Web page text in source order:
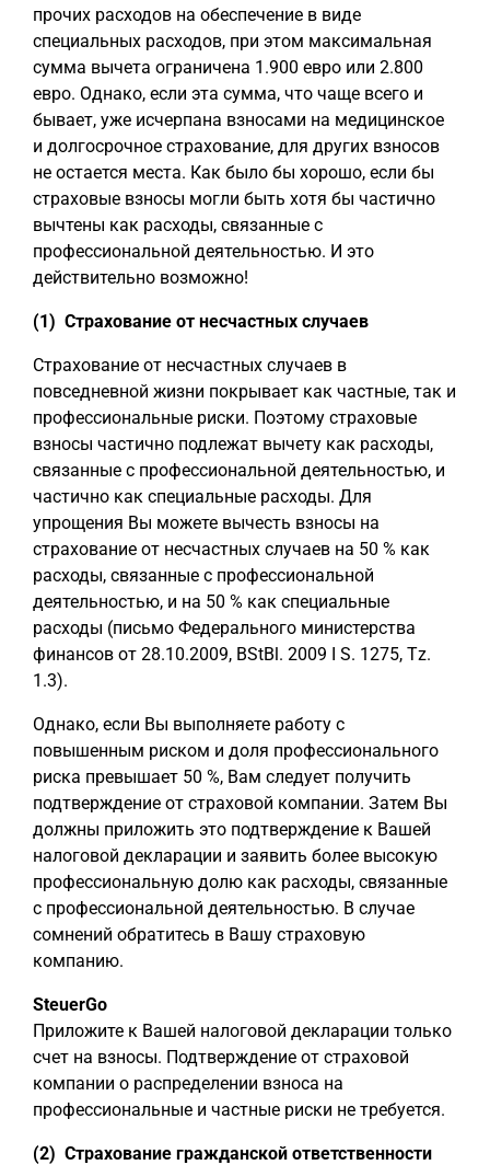
прочих расходов на обеспечение в виде
специальных расходов, при этом максимальная
сумма вычета ограничена 1.900 евро или 2.800
евро. Однако, если эта сумма, что чаще всего и
бывает, уже исчерпана взносами на медицинское
и долгосрочное страхование, для других взносов
не остается места. Как было бы хорошо, если бы
страховые взносы могли быть хотя бы частично
вычтены как расходы, связанные с
профессиональной деятельностью. И это
действительно возможно!
(1) Страхование от несчастных случаев
Страхование от несчастных случаев в
повседневной жизни покрывает как частные, так и
профессиональные риски. Поэтому страховые
взносы частично подлежат вычету как расходы,
связанные с профессиональной деятельностью, и
частично как специальные расходы. Для
упрощения Вы можете вычесть взносы на
страхование от несчастных случаев на 50 % как
расходы, связанные с профессиональной
деятельностью, и на 50 % как специальные
расходы (письмо Федерального министерства
финансов от 28.10.2009, BStBl. 2009 I S. 1275, Tz.
1.3).
Однако, если Вы выполняете работу с
повышенным риском и доля профессионального
риска превышает 50 %, Вам следует получить
подтверждение от страховой компании. Затем Вы
должны приложить это подтверждение к Вашей
налоговой декларации и заявить более высокую
профессиональную долю как расходы, связанные
с профессиональной деятельностью. В случае
сомнений обратитесь в Вашу страховую
компанию.
SteuerGo
Приложите к Вашей налоговой декларации только
счет на взносы. Подтверждение от страховой
компании о распределении взноса на
профессиональные и частные риски не требуется.
(2) Страхование гражданской ответственности